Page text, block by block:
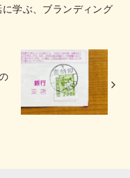
学ぶ、ブランディング